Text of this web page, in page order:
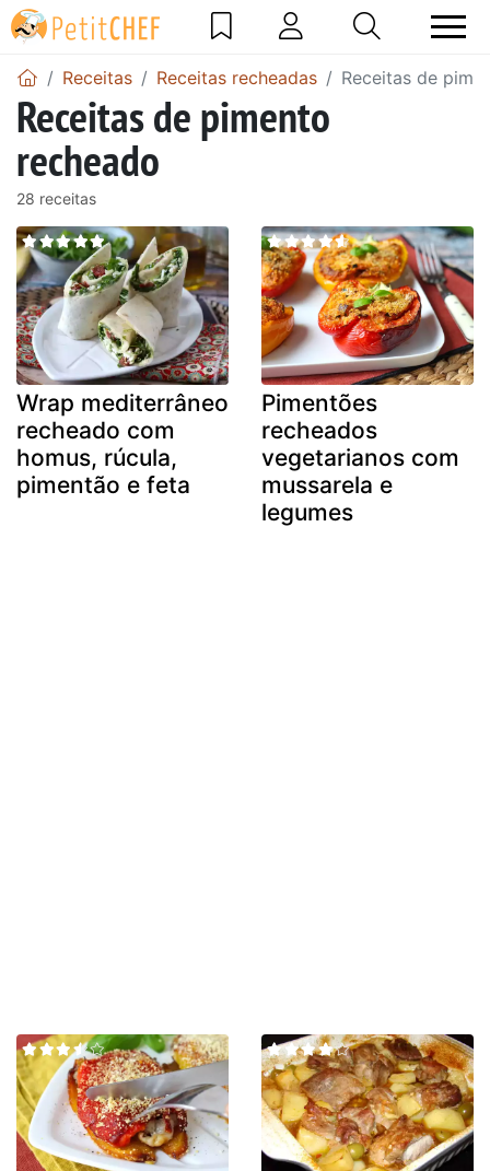
Receitas Receitas recheadas Receitas de
Receitas de pimento
recheado
28 receitas
Wrap mediterrâneo
recheado com
homus, rúcula,
pimentão e feta
Pimentões
recheados
vegetarianos com
mussarela e
legumes